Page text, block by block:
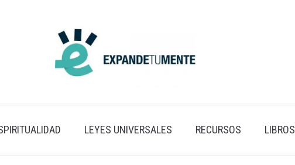
LEYES UNIVERSALES RECURSOS LIBROS